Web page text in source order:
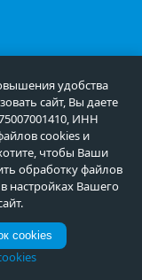
удобства
сайт, Вы даете
ИНН
cookies и
чтобы Ваши
обработку файлов
настройках Вашего
cookies